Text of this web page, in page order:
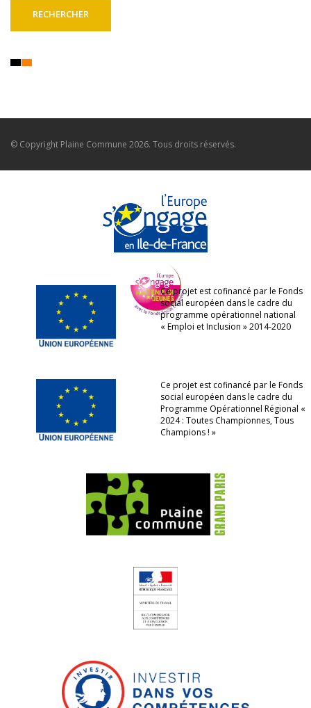
© Copyright Plaine Commune 2026. Tous droits réservés.
Ce projet est cofinancé par le Fonds
social européen dans le cadre du
programme opérationnel national
« Emploi et Inclusion » 2014-2020
Ce projet est cofinancé par le Fonds
social européen dans le cadre du
Programme Opérationnel Régional «
2024 : Toutes Championnes, Tous
Champions ! »